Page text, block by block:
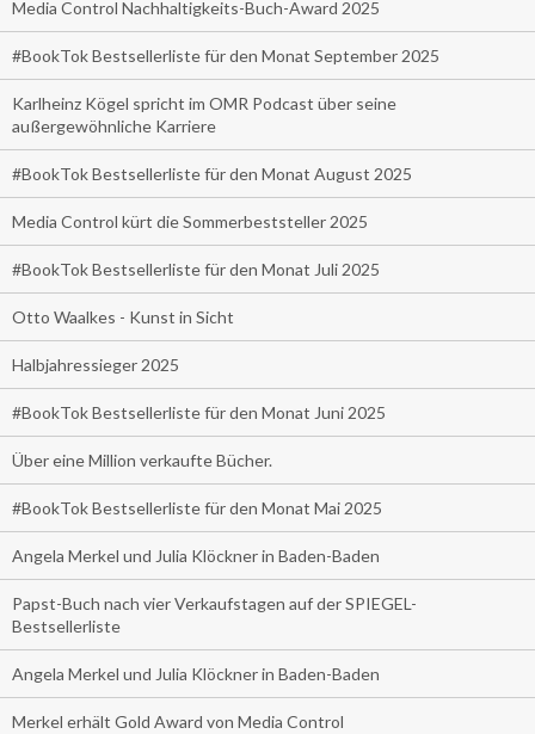
Media Control Nachhaltigkeits-Buch-Award 2025
#BookTok Bestsellerliste für den Monat September 2025
Karlheinz Kögel spricht im OMR Podcast über seine
außergewöhnliche Karriere
#BookTok Bestsellerliste für den Monat August 2025
Media Control kürt die Sommerbeststeller 2025
#BookTok Bestsellerliste für den Monat Juli 2025
Otto Waalkes - Kunst in Sicht
Halbjahressieger 2025
#BookTok Bestsellerliste für den Monat Juni 2025
Über eine Million verkaufte Bücher.
#BookTok Bestsellerliste für den Monat Mai 2025
Angela Merkel und Julia Klöckner in Baden-Baden
Papst-Buch nach vier Verkaufstagen auf der SPIEGEL-
Bestsellerliste
Angela Merkel und Julia Klöckner in Baden-Baden
Merkel erhält Gold Award von Media Control